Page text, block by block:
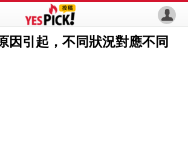
因引起，不同狀況對應不同